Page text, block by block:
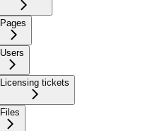
Pages
Users
Licensing tickets
Files